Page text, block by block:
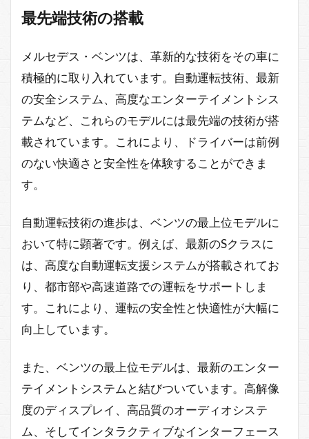
最先端技術の搭載
メルセデス・ベンツは、革新的な技術をその車に
積極的に取り入れています。自動運転技術、最新
の安全システム、高度なエンターテイメントシス
テムなど、これらのモデルには最先端の技術が搭
載されています。これにより、ドライバーは前例
のない快適さと安全性を体験することができま
す。
自動運転技術の進歩は、ベンツの最上位モデルに
おいて特に顕著です。例えば、最新のSクラスに
は、高度な自動運転支援システムが搭載されてお
り、都市部や高速道路での運転をサポートしま
す。これにより、運転の安全性と快適性が大幅に
向上しています。
また、ベンツの最上位モデルは、最新のエンター
テイメントシステムと結びついています。高解像
度のディスプレイ、高品質のオーディオシステ
ム、そしてインタラクティブなインターフェース